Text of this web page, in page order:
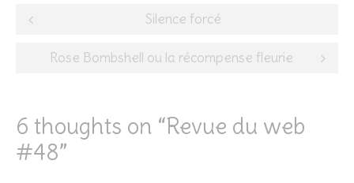
Post
navigation
Silence forcé
Rose Bombshell ou la récompense fleurie
6 thoughts on “Revue du web
#48”